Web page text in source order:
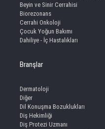
Beyin ve Sinir Cerrahisi
Biorezonans
Cerrahi Onkoloji
Çocuk Yoğun Bakımı
Dahiliye - İç Hastalıkları
Branşlar
Dermatoloji
Diğer
Dil Konuşma Bozuklukları
Diş Hekimliği
Diş Protezi Uzmanı